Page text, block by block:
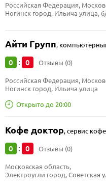
Российская Федерация,
Ногинск город, Ильича улица,
Айти Групп,
0 : 0 Отзывы (0)
Открыто до 20:00
Российская Федерация,
Ногинск город, Ильича улица
Кофе доктор,сервис
0 : 0 Отзывы (0)
Московская область,
Электроугли город, Советская